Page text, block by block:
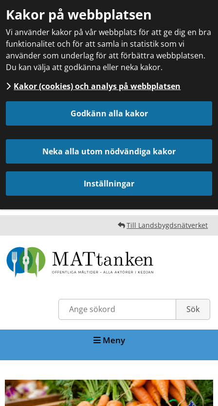
Kakor på webbplatsen
Vi använder kakor på vår webbplats för att ge dig en bra
funktionalitet och för att samla in statistik som vi
använder som underlag för att förbättra webbplatsen.
Du kan välja att godkänna eller neka kakor.
Kakor (cookies) och analys på webbplatsen
Godkänn alla kakor
Neka alla utom nödvändiga kakor
Inställningar
Till Landsbygdsnätverket
Meny
Sökförslagen
presenteras
under
sökrutan